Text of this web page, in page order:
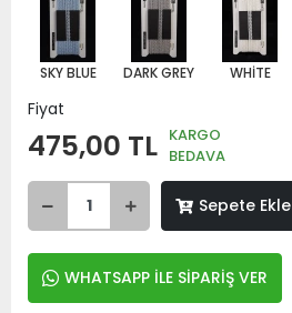
SKY BLUE DARK GREY WHİTE
Fiyat
475,00 TL KARGO
BEDAVA
Sepete Ekle
WHATSAPP İLE SİPARİŞ VER